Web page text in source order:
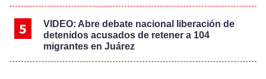
VIDEO: Abre debate nacional liberación de
detenidos acusados de retener a 104
migrantes en Juárez